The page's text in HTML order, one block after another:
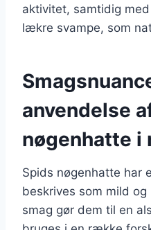
aktivitet, samtidig
lækre svampe, som
anvendelse
nøgenhatte i
Spids nøgenhatte har
beskrives som mild
smag gør dem til en